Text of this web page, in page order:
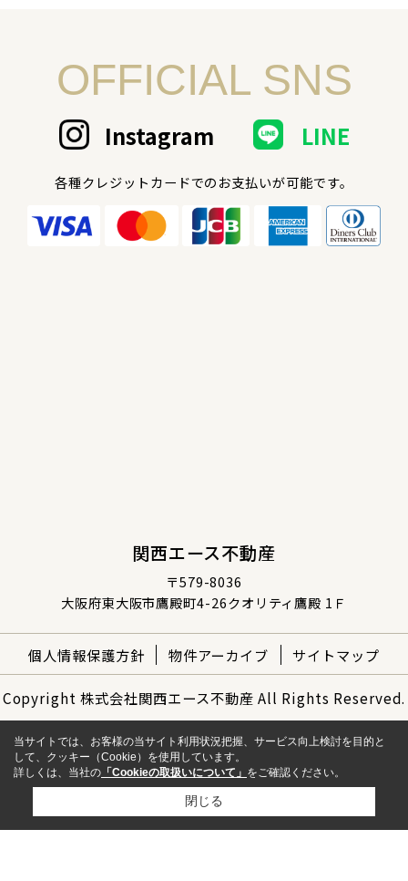
OFFICIAL SNS
Instagram LINE
各種クレジットカードでのお支払いが可能です。
関西エース不動産
〒579-8036
大阪府東大阪市鷹殿町4-26クオリティ鷹殿 1Ｆ
個人情報保護方針 物件アーカイブ サイトマップ
Copyright 株式会社関西エース不動産 All Rights Reserved.
当サイトでは、お客様の当サイト利用状況把握、サービス向上検討を目的と
して、クッキー（Cookie）を使用しています。
詳しくは、当社の 「Cookieの取扱いについて」 をご確認ください。
閉じる